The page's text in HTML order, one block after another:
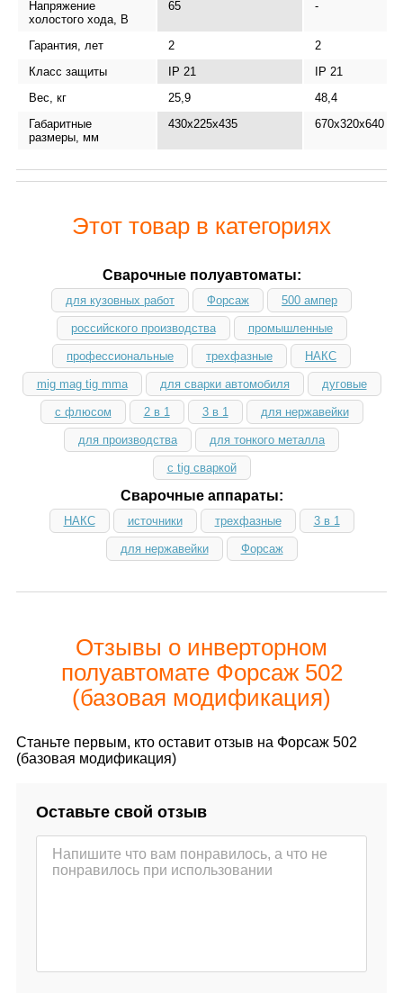
Напряжение
холостого хода, В
65 -
Гарантия, лет 2
2
Класс защиты
IP 21
IP 21
Вес, кг
25,9
48,4
Габаритные
размеры, мм
430x225x435 670х320х640
Этот товар в категориях
Сварочные полуавтоматы:
для кузовных работ Форсаж 500 ампер
российского производства промышленные
профессиональные трехфазные НАКС
mig mag tig mma для сварки автомобиля дуговые
с флюсом 2 в 1 3 в 1 для нержавейки
для производства для тонкого металла
с tig сваркой
Сварочные аппараты:
НАКС источники трехфазные 3 в 1
для нержавейки Форсаж
Отзывы о инверторном
полуавтомате Форсаж 502
(базовая модификация)
Станьте первым, кто оставит отзыв на Форсаж 502
(базовая модификация)
Оставьте свой отзыв